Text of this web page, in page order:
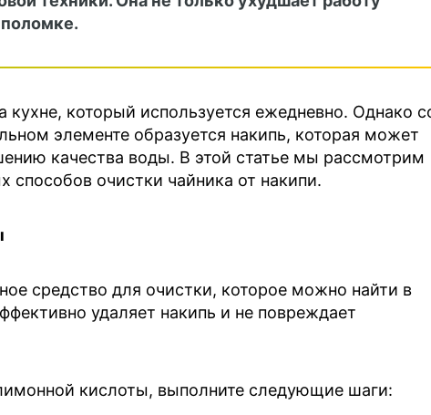
который используется ежедневно. Однако
элементе образуется накипь, которая может
качества воды. В этой статье мы рассмотрим
способов очистки чайника от накипи.
средство для очистки, которое можно найти в
удаляет накипь и не повреждает
кислоты, выполните следующие шаги: